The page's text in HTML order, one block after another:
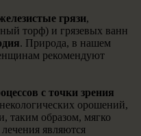
грязи,
торф) и грязевых ванн
. Природа, в нашем
рекомендуют
с точки зрения
орошений,
таким образом, мягко
являются